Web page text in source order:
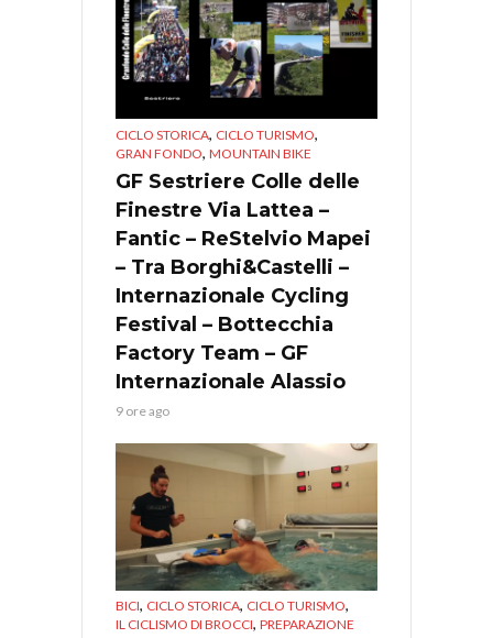
CICLO STORICA, CICLO TURISMO,
GRAN FONDO, MOUNTAIN BIKE
GF Sestriere Colle delle
Finestre Via Lattea –
Fantic – ReStelvio Mapei
– Tra Borghi&Castelli –
Internazionale Cycling
Festival – Bottecchia
Factory Team – GF
Internazionale Alassio
9 ore ago
BICI, CICLO STORICA, CICLO TURISMO,
IL CICLISMO DI BROCCI, PREPARAZIONE